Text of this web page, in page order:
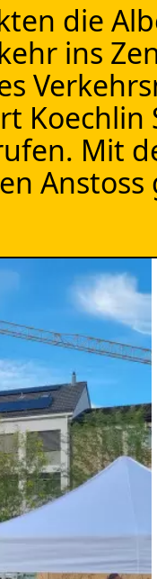
die
ins
Mit
Anstoss